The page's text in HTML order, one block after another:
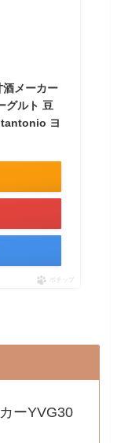
酒メーカー
グルト 豆
ヨ
ポチップ
ーYVG30